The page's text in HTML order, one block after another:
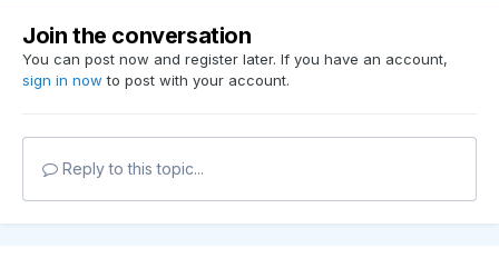
Join the conversation
You can post now and register later. If you have an account,
sign in now to post with your account.
Reply to this topic...